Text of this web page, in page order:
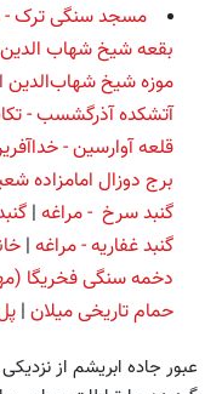
مسجد سنگی ترک -
بقعه شیخ شهاب
موزه شیخ شهاب‌الدین
آتشکده آذرگشسب -
قلعه آوارسین -
برج دوزال امامزاده
گنبد سرخ - مراغه |
گنبد غفاریه - مراغه |
دخمه سنگی فخریگا
حمام تاریخی میلان |
عبور جاده ابریشم از